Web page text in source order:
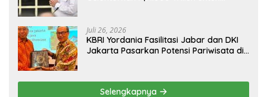
Juli 26, 2026
KBRI Yordania Fasilitasi Jabar dan DKI
Jakarta Pasarkan Potensi Pariwisata di
Selengkapnya